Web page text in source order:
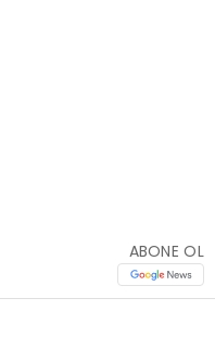
ABONE OL